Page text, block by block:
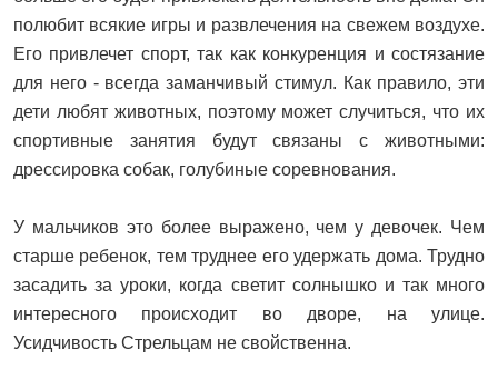
полюбит всякие игры и развлечения на свежем воздухе.
Его привлечет спорт, так как конкуренция и состязание
для него - всегда заманчивый стимул. Как правило, эти
дети любят животных, поэтому может случиться, что их
спортивные занятия будут связаны с животными:
дрессировка собак, голубиные соревнования.
У мальчиков это более выражено, чем у девочек. Чем
старше ребенок, тем труднее его удержать дома. Трудно
засадить за уроки, когда светит солнышко и так много
интересного происходит во дворе, на улице.
Усидчивость Стрельцам не свойственна.